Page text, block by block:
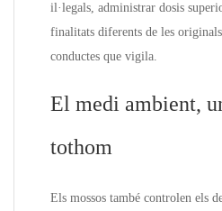
il·legals, administrar dosis
finalitats diferents de les
conductes que vigila.
El medi ambient,
tothom
Els mossos també controlen els